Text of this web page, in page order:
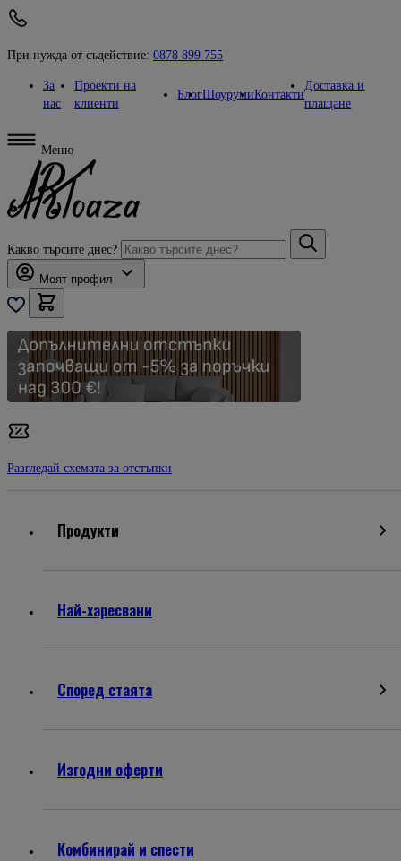
При нужда от съдействие: 0878 899 755
За
нас
Проекти на
клиенти
БлогШоурумиКонтакти
Доставка и
плащане
Меню
Какво търсите днес?
Моят профил
Разгледай схемата за отстъпки
Продукти
Най-харесвани
Според стаята
Изгодни оферти
Комбинирай и спести